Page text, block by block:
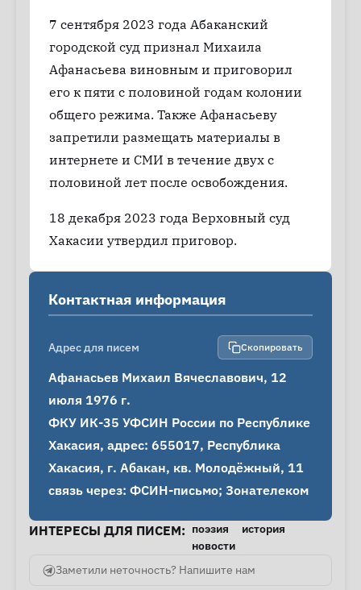
7 сентября 2023 года Абаканский
городской суд признал Михаила
Афанасьева виновным и приговорил
его к пяти с половиной годам колонии
общего режима. Также Афанасьеву
запретили размещать материалы в
интернете и СМИ в течение двух с
половиной лет после освобождения.
18 декабря 2023 года Верховный суд
Хакасии утвердил приговор.
Контактная информация
Адрес для писем Скопировать
Афанасьев Михаил Вячеславович, 12
июля 1976 г.
ФКУ ИК-35 УФСИН России по Республике
Хакасия, адрес: 655017, Республика
Хакасия, г. Абакан, кв. Молодёжный, 11
связь через: ФСИН-письмо; Зонателеком
ИНТЕРЕСЫ ДЛЯ ПИСЕМ: поэзия
история
новости
Заметили неточность? Напишите нам